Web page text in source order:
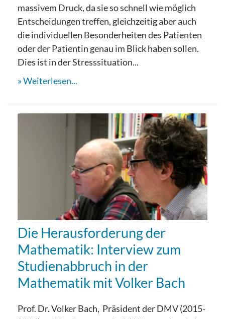
massivem Druck, da sie so schnell wie möglich
Entscheidungen treffen, gleichzeitig aber auch
die individuellen Besonderheiten des Patienten
oder der Patientin genau im Blick haben sollen.
Dies ist in der Stresssituation...
Weiterlesen...
Die Herausforderung der
Mathematik: Interview zum
Studienabbruch in der
Mathematik mit Volker Bach
Prof. Dr. Volker Bach, Präsident der DMV (2015-